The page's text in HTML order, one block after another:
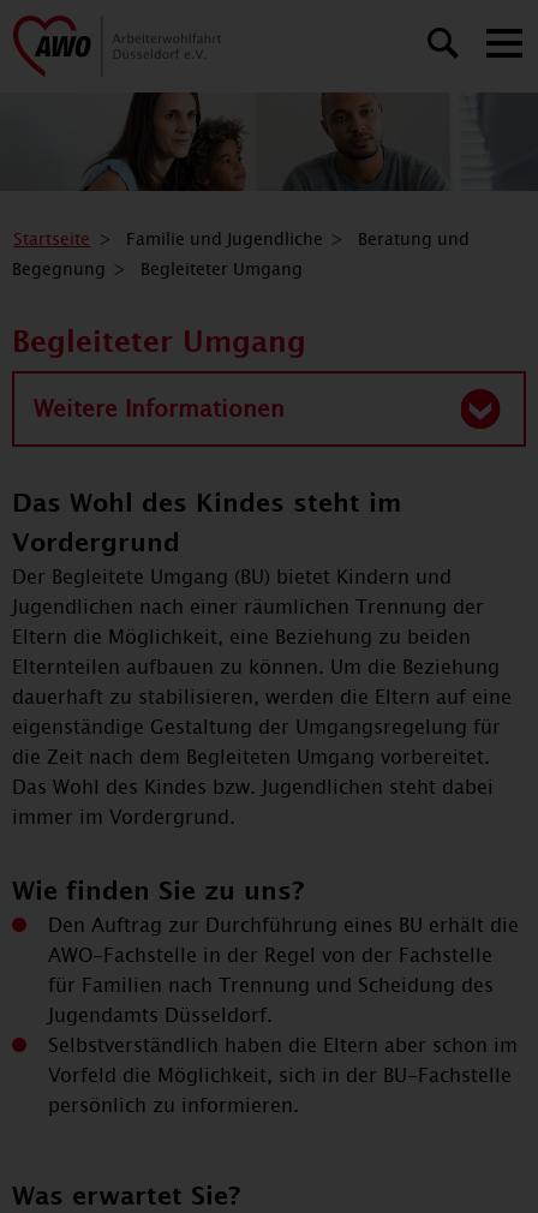
Startseite Familie und Jugendliche
Beratung und
Begegnung
Begleiteter Umgang
Begleiteter Umgang
Weitere Informationen
Das Wohl des Kindes steht im
Vordergrund
Der Begleitete Umgang (BU) bietet Kindern und
Jugendlichen nach einer räumlichen Trennung der
Eltern die Möglichkeit, eine Beziehung zu beiden
Elternteilen aufbauen zu können. Um die Beziehung
dauerhaft zu stabilisieren, werden die Eltern auf eine
eigenständige Gestaltung der Umgangsregelung für
die Zeit nach dem Begleiteten Umgang vorbereitet.
Das Wohl des Kindes bzw. Jugendlichen steht dabei
immer im Vordergrund.
Wie finden Sie zu uns?
Den Auftrag zur Durchführung eines BU erhält die
AWO-Fachstelle in der Regel von der Fachstelle
für Familien nach Trennung und Scheidung des
Jugendamts Düsseldorf.
Selbstverständlich haben die Eltern aber schon im
Vorfeld die Möglichkeit, sich in der BU-Fachstelle
persönlich zu informieren.
Was erwartet Sie?